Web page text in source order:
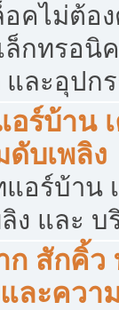
คไม่ต้อ
ล็กทรอนิ
และอุปก
อร์บ้าน
ดับเพลิง
อร์บ้าน
ง และ
ก สักคิ้
ละควา